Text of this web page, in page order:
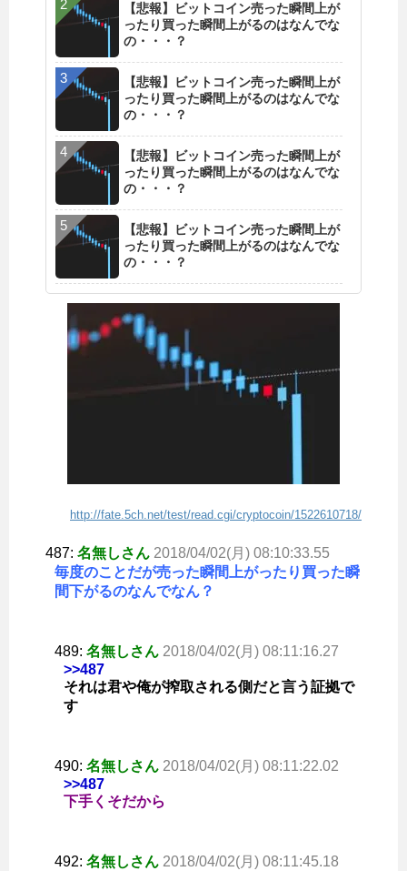
【悲報】ビットコイン売った瞬間上が
ったり買った瞬間上がるのはなんでな
の・・・？
【悲報】ビットコイン売った瞬間上が
ったり買った瞬間上がるのはなんでな
の・・・？
【悲報】ビットコイン売った瞬間上が
ったり買った瞬間上がるのはなんでな
の・・・？
【悲報】ビットコイン売った瞬間上が
ったり買った瞬間上がるのはなんでな
の・・・？
http://fate.5ch.net/test/read.cgi/cryptocoin/1522610718/
487: 名無しさん 2018/04/02(月) 08:10:33.55
毎度のことだが売った瞬間上がったり買った瞬
間下がるのなんでなん？
489: 名無しさん 2018/04/02(月) 08:11:16.27
>>487
それは君や俺が搾取される側だと言う証拠で
す
490: 名無しさん 2018/04/02(月) 08:11:22.02
>>487
下手くそだから
492: 名無しさん 2018/04/02(月) 08:11:45.18